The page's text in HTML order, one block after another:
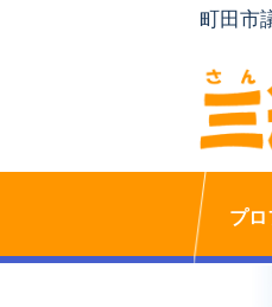
町田市
プロ